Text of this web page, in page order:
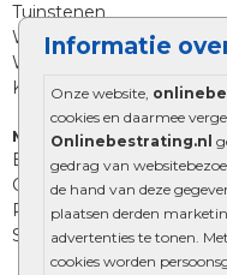
Informatie
Onze website,
cookies en daarmee
Onlinebestrating.nl
gedrag van
de hand van deze
plaatsen derden
advertenties te tonen.
cookies worden
Tuinstenen
Waalformaat
Wildverband bestrating
Kingstones
Muurelementen
Betonbielzen
Opsluitbanden
Palissades
Stapelblokken